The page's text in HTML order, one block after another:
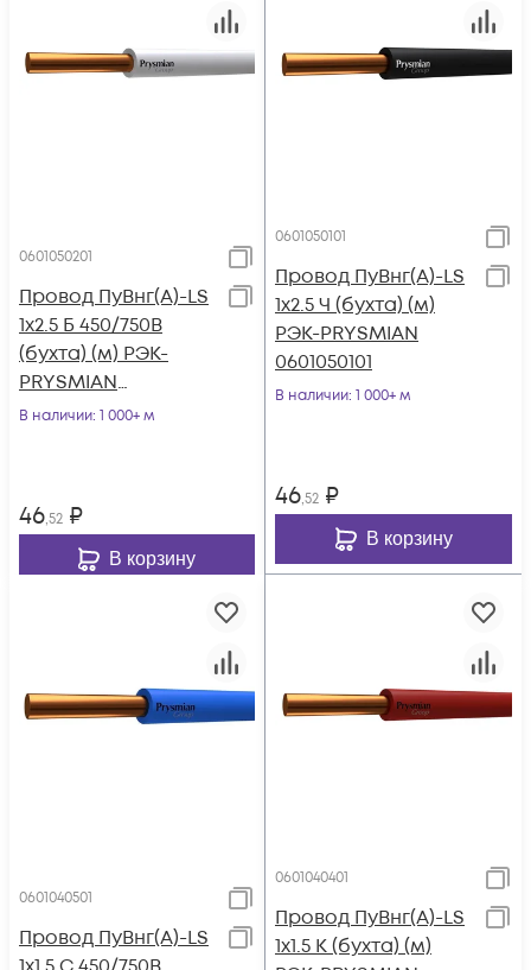
0601050201
Провод ПуВнг(А)-LS
1х2.5 Б 450/750В
(бухта) (м) РЭК-
PRYSMIAN
0601050201
В наличии: 1 000+ м
46,52 ₽
В корзину
0601050101
Провод ПуВнг(А)-LS
1х2.5 Ч (бухта) (м)
РЭК-PRYSMIAN
0601050101
В наличии: 1 000+ м
46,52 ₽
В корзину
0601040501
Провод ПуВнг(А)-LS
0601040401
Провод ПуВнг(А)-LS
1х1.5 К (бухта) (м)